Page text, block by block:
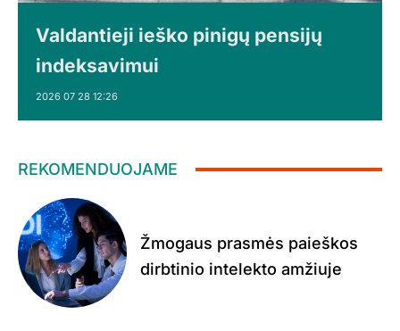
Valdantieji ieško pinigų pensijų
indeksavimui
2026 07 28 12:26
REKOMENDUOJAME
Žmogaus prasmės paieškos
dirbtinio intelekto amžiuje